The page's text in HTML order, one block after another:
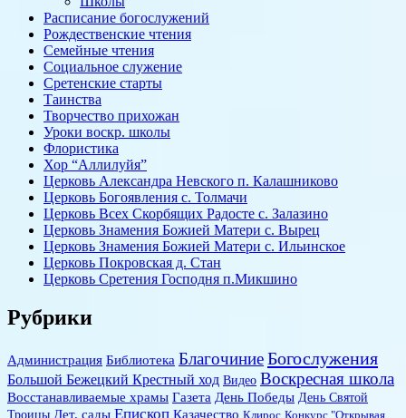
Расписание богослужений
Рождественские чтения
Семейные чтения
Социальное служение
Сретенские старты
Таинства
Творчество прихожан
Уроки воскр. школы
Флористика
Хор “Аллилуйя”
Церковь Александра Невского п. Калашниково
Церковь Богоявления с. Толмачи
Церковь Всех Скорбящих Радосте с. Залазино
Церковь Знамения Божией Матери с. Вырец
Церковь Знамения Божией Матери с. Ильинское
Церковь Покровская д. Стан
Церковь Сретения Господня п.Микшино
Рубрики
Администрация Библиотека БлагочиниеБогослужения
Большой Бежецкий Крестный ход Видео Воскресная школа
Восстанавливаемые храмы Газета День Победы День Святой
Троицы Дет. сады Епископ Казачество Клирос Конкурс "Открывая